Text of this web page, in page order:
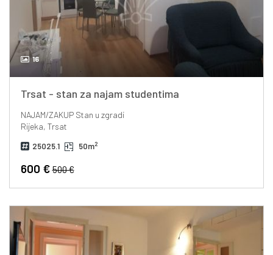
16
Trsat - stan za najam studentima
NAJAM/ZAKUPStan u zgradi
Rijeka, Trsat
25025.1 50m2
600 €500 €